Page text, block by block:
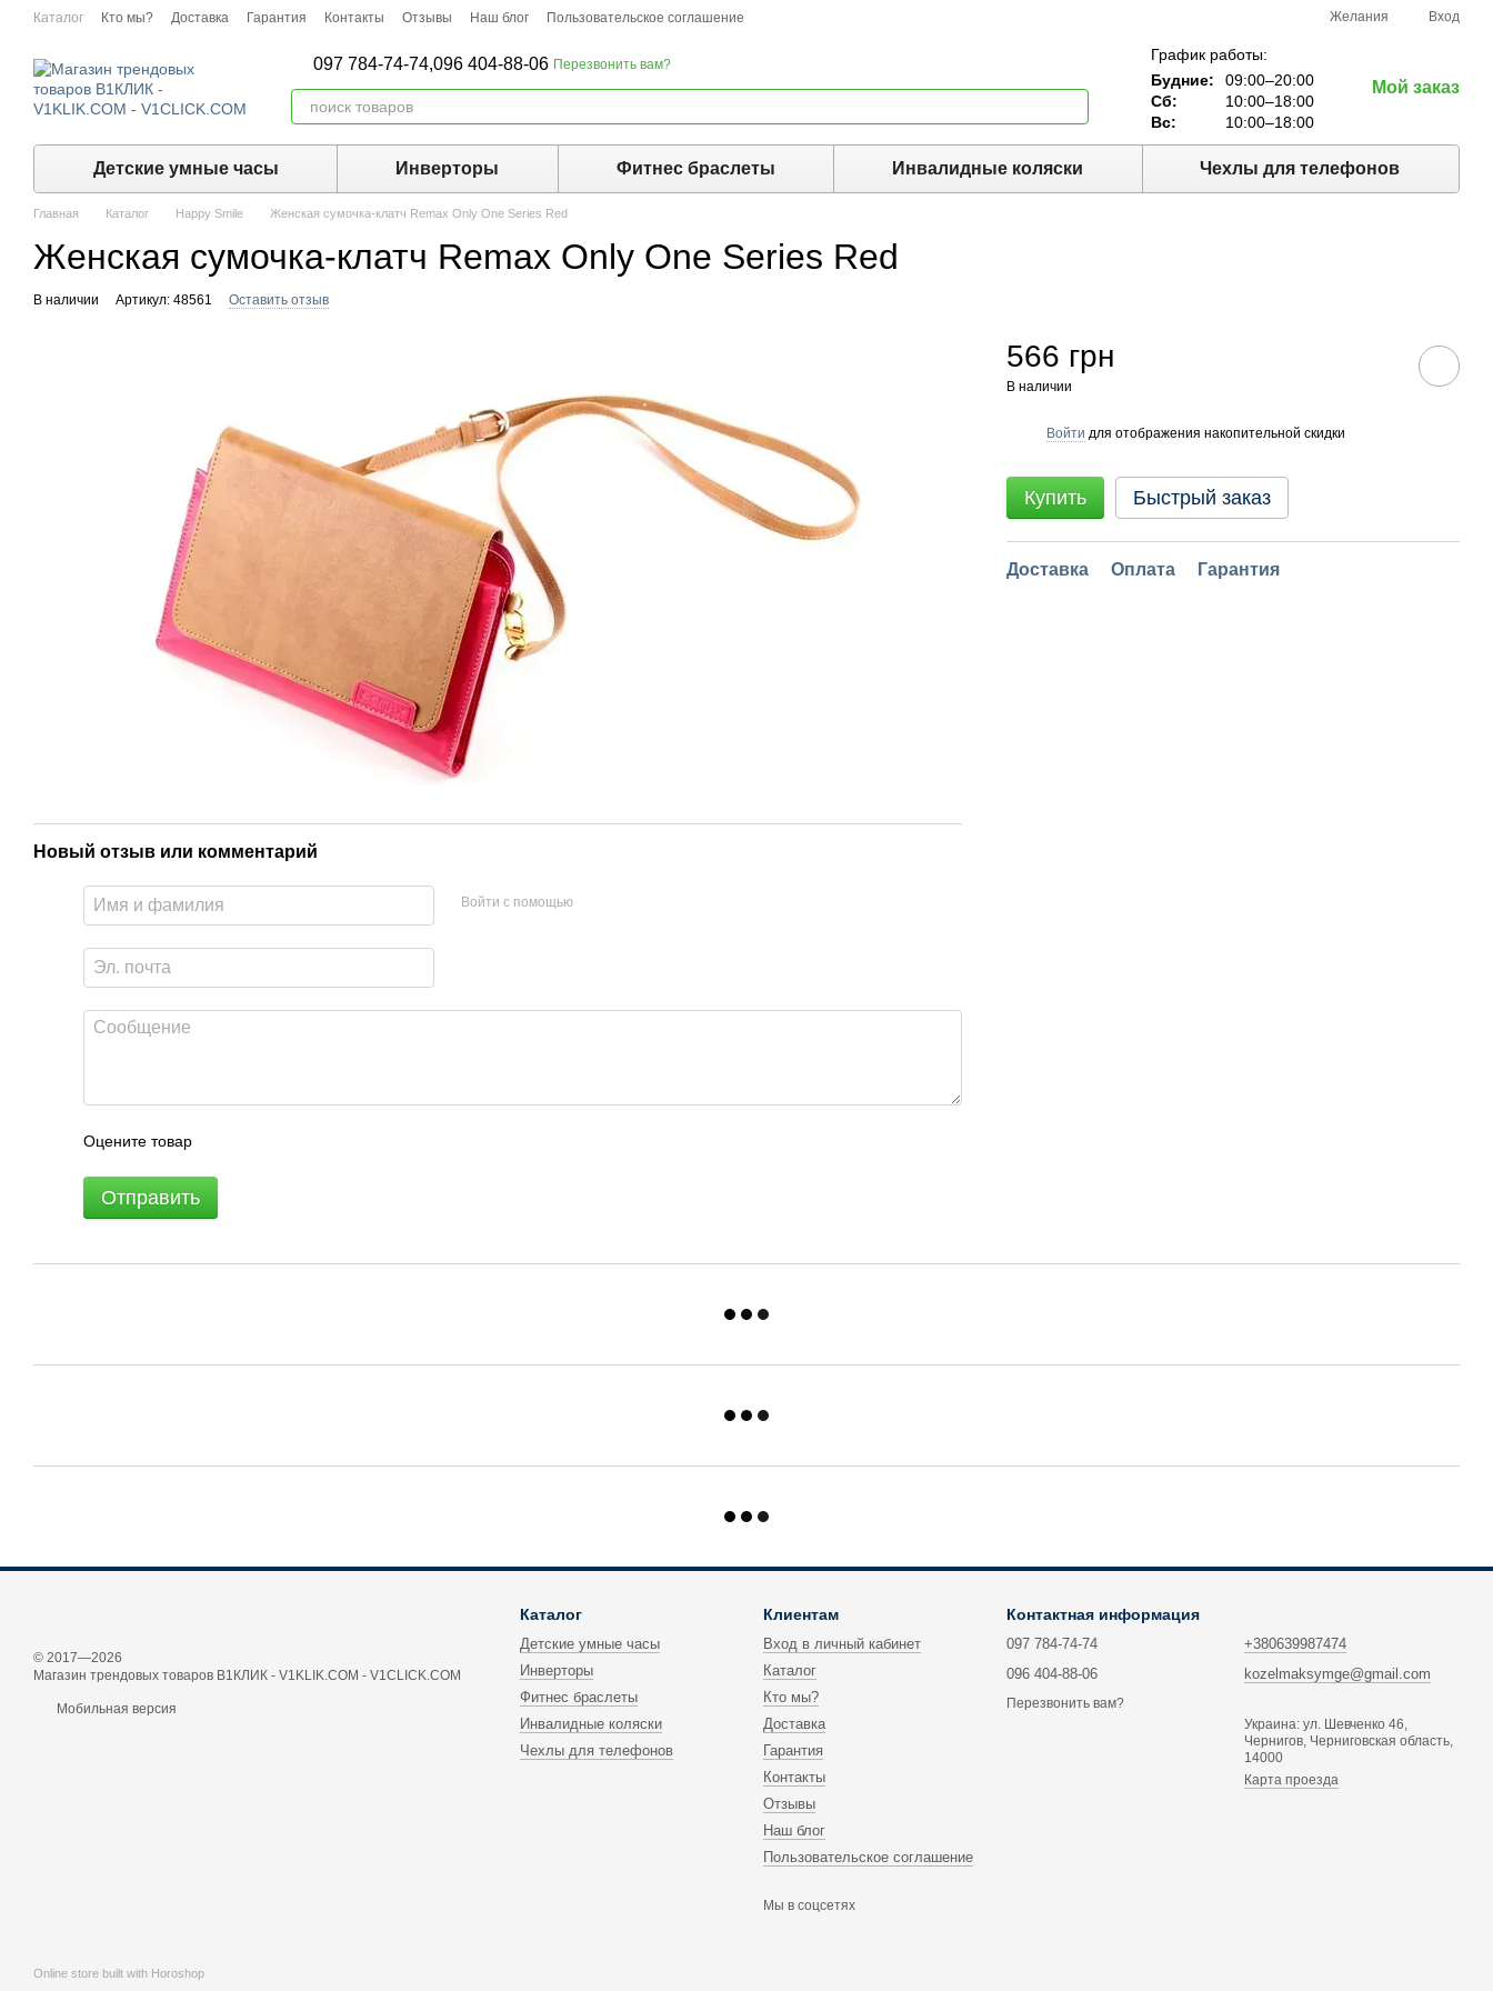
Перейти к основному контенту
Каталог Кто мы? Доставка Гарантия Контакты Отзывы Наш блог Пользовательское соглашение Желания Вход
097 784-74-74,096 404-88-06 Перезвонить вам?
График работы:
Будние:
09:00–20:00
Сб:
10:00–18:00
Вс:
10:00–18:00
Мой заказ
Детские умные часы Инверторы Фитнес браслеты Инвалидные коляски Чехлы для телефонов
Главная Каталог Happy Smile Женская сумочка-клатч Remax Only One Series Red
Женская сумочка-клатч Remax Only One Series Red
В наличии Артикул: 48561 Оставить отзыв
Новый отзыв или комментарий
Войти с помощью
Оцените товар
Отправить
566 грн
В наличии
Войти для отображения накопительной скидки
Купить Быстрый заказ
Доставка Оплата Гарантия
© 2017—2026
Магазин трендовых товаров В1КЛИК - V1KLIK.COM - V1CLICK.COM
Мобильная версия
Online store built with Horoshop
Каталог
Детские умные часы
Инверторы
Фитнес браслеты
Инвалидные коляски
Чехлы для телефонов
Клиентам
Вход в личный кабинет
Каталог
Кто мы?
Доставка
Гарантия
Контакты
Отзывы
Наш блог
Пользовательское соглашение
Мы в соцсетях
Контактная информация
097 784-74-74
096 404-88-06
Перезвонить вам?
+380639987474
kozelmaksymge@gmail.com
Украина: ул. Шевченко 46,
Чернигов, Черниговская область,
14000
Карта проезда